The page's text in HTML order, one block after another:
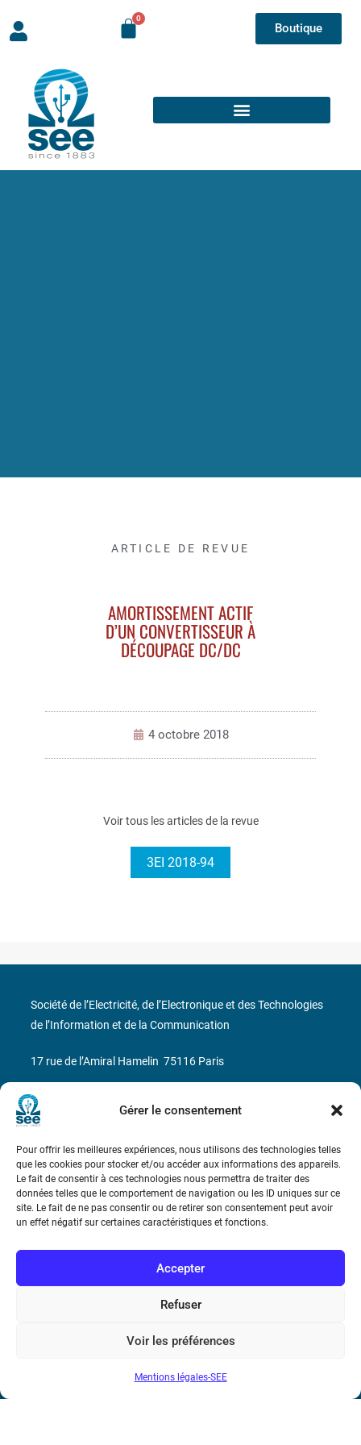
Gérer le consentement
Pour offrir les meilleures expériences, nous utilisons des technologies telles
que les cookies pour stocker et/ou accéder aux informations des appareils.
Le fait de consentir à ces technologies nous permettra de traiter des
données telles que le comportement de navigation ou les ID uniques sur ce
site. Le fait de ne pas consentir ou de retirer son consentement peut avoir
un effet négatif sur certaines caractéristiques et fonctions.
Accepter
Refuser
Voir les préférences
Mentions légales-SEE
Boutique
ARTICLE DE REVUE
AMORTISSEMENT ACTIF
D’UN CONVERTISSEUR À
DÉCOUPAGE DC/DC
4 octobre 2018
Voir tous les articles de la revue
3EI 2018-94
Bicentenaire des découvertes d’André-
Conditions Générales de Vente
Mentions légales
Société de l’Electricité, de l’Electronique et des Technologies
de l’Information et de la Communication
17 rue de l’Amiral Hamelin 75116 Paris
Métro : « Boissière » Ligne 6 et « Iéna » Ligne 9
N° de SIREN : 785 393 232, Code APE : 9412Z TVA intra-
communautaire : FR44 785 393 232